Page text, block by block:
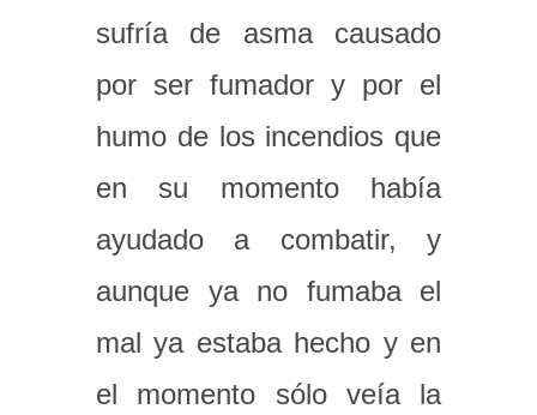
sufría de asma causado
por ser fumador y por el
humo de los incendios que
en su momento había
ayudado a combatir, y
aunque ya no fumaba el
mal ya estaba hecho y en
el momento sólo veía la